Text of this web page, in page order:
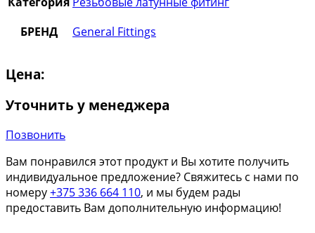
БРЕНД
General Fittings
Цена:
Уточнить у менеджера
Позвонить
Вам понравился этот продукт и Вы хотите получить
индивидуальное предложение? Свяжитесь с нами по
номеру+375 336 664 110, и мы будем рады
предоставить Вам дополнительную информацию!